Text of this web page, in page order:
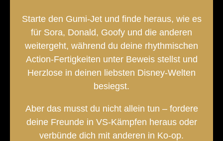
Starte den Gumi-Jet und finde heraus, wie es
für Sora, Donald, Goofy und die anderen
weitergeht, während du deine rhythmischen
Action-Fertigkeiten unter Beweis stellst und
Herzlose in deinen liebsten Disney-Welten
besiegst.
Aber das musst du nicht allein tun – fordere
deine Freunde in VS-Kämpfen heraus oder
verbünde dich mit anderen in Ko-op.